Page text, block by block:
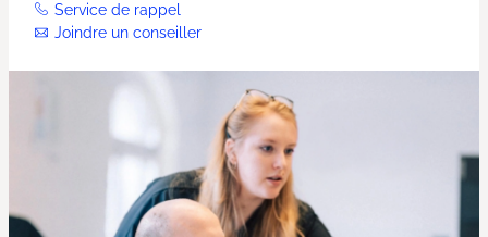
Service de rappel
Joindre un conseiller